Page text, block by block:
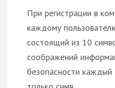
При регистрации в
каждому
состоящий из 10
соображений
безопасности